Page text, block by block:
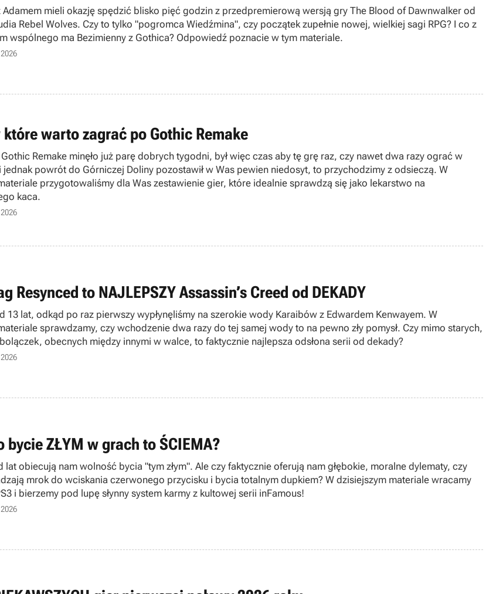
Adamem mieli okazję spędzić blisko pięć godzin z przedpremierową wersją gry The Blood of Dawnwalker od
Rebel Wolves. Czy to tylko "pogromca Wiedźmina", czy początek zupełnie nowej, wielkiej sagi RPG? I co z
wspólnego ma Bezimienny z Gothica? Odpowiedź poznacie w tym materiale.
warto zagrać po Gothic Remake
Remake minęło już parę dobrych tygodni, był więc czas aby tę grę raz, czy nawet dwa razy ograć w
jednak powrót do Górniczej Doliny pozostawił w Was pewien niedosyt, to przychodzimy z odsieczą. W
przygotowaliśmy dla Was zestawienie gier, które idealnie sprawdzą się jako lekarstwo na
kaca.
Resynced to NAJLEPSZY Assassin’s Creed od DEKADY
13 lat, odkąd po raz pierwszy wypłynęliśmy na szerokie wody Karaibów z Edwardem Kenwayem. W
sprawdzamy, czy wchodzenie dwa razy do tej samej wody to na pewno zły pomysł. Czy mimo starych,
obecnych między innymi w walce, to faktycznie najlepsza odsłona serii od dekady?
bycie ZŁYM w grach to ŚCIEMA?
lat obiecują nam wolność bycia "tym złym". Ale czy faktycznie oferują nam głębokie, moralne dylematy, czy
mrok do wciskania czerwonego przycisku i bycia totalnym dupkiem? W dzisiejszym materiale wracamy
i bierzemy pod lupę słynny system karmy z kultowej serii inFamous!